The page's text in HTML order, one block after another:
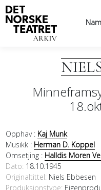
Opphav : Kaj Munk
Musikk : Herman D. Koppel
Omsetjing : Halldis Moren
Dato 18.10.1945
Originaltittel Niels Ebbesen
Produksjonstype: